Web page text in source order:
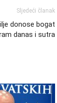
Sljedeći članak
donose bogat
danas i sutra